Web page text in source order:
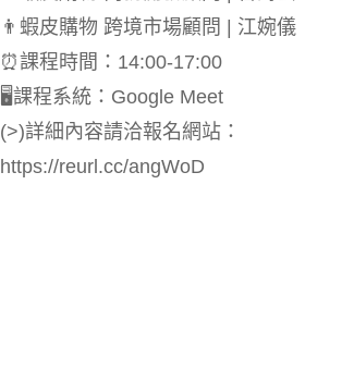
👨‍蝦皮購物 跨境市場顧問 | 江婉儀
⏰課程時間：14:00-17:00
🖥課程系統：Google Meet
(>)詳細內容請洽報名網站：
https://reurl.cc/angWoD